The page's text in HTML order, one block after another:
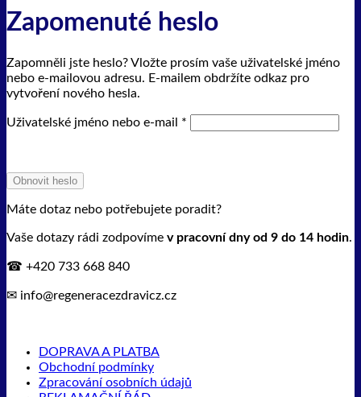
Zapomenuté heslo
Zapomněli jste heslo? Vložte prosím vaše uživatelské jméno
nebo e-mailovou adresu. E-mailem obdržíte odkaz pro
vytvoření nového hesla.
Uživatelské jméno nebo e-mail *
Obnovit heslo
Máte dotaz nebo potřebujete poradit?
Vaše dotazy rádi zodpovíme v pracovní dny od 9 do 14 hodin.
☎ +420 733 668 840
✉ info@regeneracezdravicz.cz
DOPRAVA A PLATBA
Obchodní podmínky
Zpracování osobních údajů